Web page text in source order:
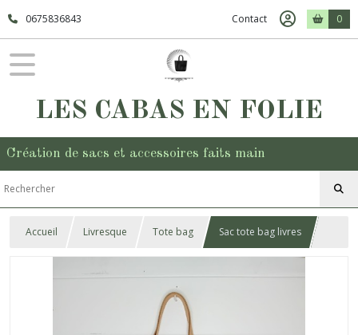
0675836843 Contact 0
LES CABAS EN FOLIE
Création de sacs et accessoires faits main
Accueil Livresque Tote bag Sac tote bag livres